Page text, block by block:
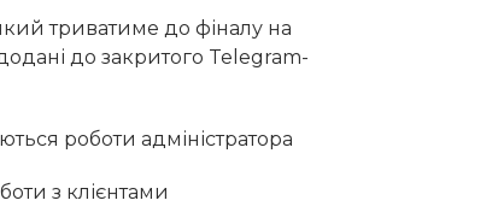
триватиме до фіналу на
до закритого Telegram-
роботи адміністратора
з клієнтами